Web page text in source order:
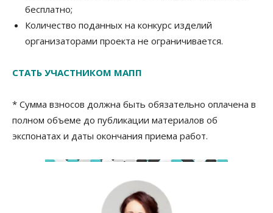
бесплатно;
Количество поданных на конкурс изделий
организаторами проекта не ограничивается.
СТАТЬ УЧАСТНИКОМ МАПП
* Сумма взносов должна быть обязательно оплачена в
полном объеме до публикации материалов об
экспонатах и даты окончания приема работ.